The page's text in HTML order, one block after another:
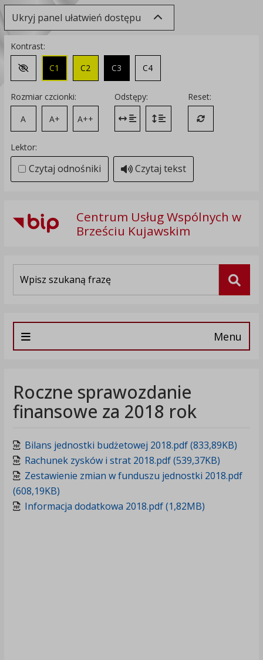
Ukryj panel ułatwień dostępu
Kontrast:
Zmień kontrast na domyślny
C1 C2 C3 C4
Rozmiar czcionki:
A
A+ A++
Odstępy:
Zmień odstęp między literami
Zmień interlinię i margines
Reset:
Przywróć
Lektor:
Czytaj odnośniki Czytaj tekst
Centrum Usług Wspólnych w
Brześciu Kujawskim
Menu
Roczne sprawozdanie
finansowe za 2018 rok
Bilans jednostki budżetowej 2018.pdf (833,89KB)
Rachunek zysków i strat 2018.pdf (539,37KB)
Zestawienie zmian w funduszu jednostki 2018.pdf
(608,19KB)
Informacja dodatkowa 2018.pdf (1,82MB)